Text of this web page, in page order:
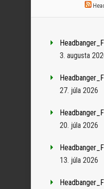
3. augusta
27. júla 2026
20. júla 2026
13. júla 2026